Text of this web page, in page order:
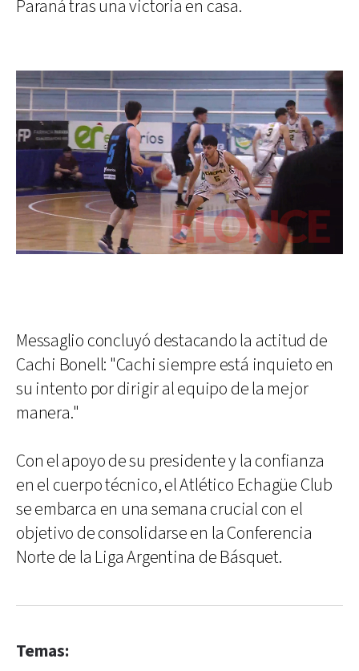
Paraná tras una victoria en casa.
Messaglio concluyó destacando la actitud de
Cachi Bonell: "Cachi siempre está inquieto en
su intento por dirigir al equipo de la mejor
manera."
Con el apoyo de su presidente y la confianza
en el cuerpo técnico, el Atlético Echagüe Club
se embarca en una semana crucial con el
objetivo de consolidarse en la Conferencia
Norte de la Liga Argentina de Básquet.
Temas: